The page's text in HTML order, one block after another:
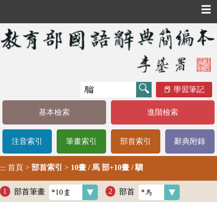
☰
學習筆記
基本檢索 進階檢索
注音索引 筆畫索引 部首索引 辭典附錄
::: 首頁 > 部首索引 > 10畫 / 馬 部+10畫 / 騮
部首筆畫 部首